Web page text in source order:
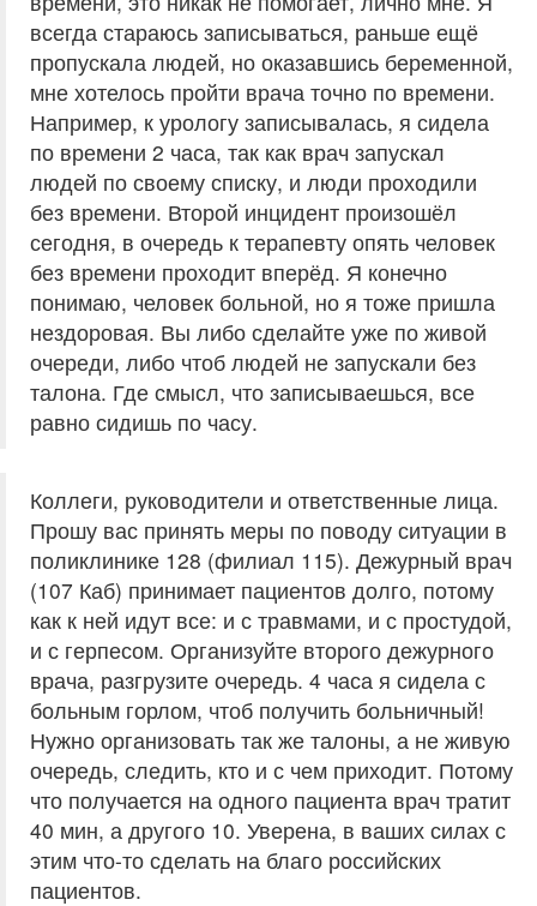
всегда стараюсь записываться, раньше ещё
пропускала людей, но оказавшись беременной,
мне хотелось пройти врача точно по времени.
Например, к урологу записывалась, я сидела
по времени 2 часа, так как врач запускал
людей по своему списку, и люди проходили
без времени. Второй инцидент произошёл
сегодня, в очередь к терапевту опять человек
без времени проходит вперёд. Я конечно
понимаю, человек больной, но я тоже пришла
нездоровая. Вы либо сделайте уже по живой
очереди, либо чтоб людей не запускали без
талона. Где смысл, что записываешься, все
равно сидишь по часу.
Коллеги, руководители и ответственные лица.
Прошу вас принять меры по поводу ситуации в
поликлинике 128 (филиал 115). Дежурный врач
(107 Каб) принимает пациентов долго, потому
как к ней идут все: и с травмами, и с простудой,
и с герпесом. Организуйте второго дежурного
врача, разгрузите очередь. 4 часа я сидела с
больным горлом, чтоб получить больничный!
Нужно организовать так же талоны, а не живую
очередь, следить, кто и с чем приходит. Потому
что получается на одного пациента врач тратит
40 мин, а другого 10. Уверена, в ваших силах с
этим что-то сделать на благо российских
пациентов.